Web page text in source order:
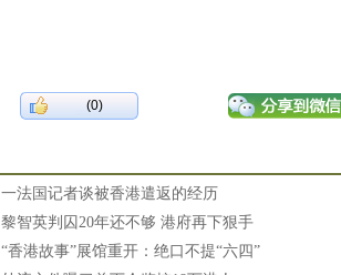
(0)
一法国记者谈被香港遣返的经历
黎智英判囚20年还不够 港府再下狠手
“香港故事”展馆重开：绝口不提“六四”